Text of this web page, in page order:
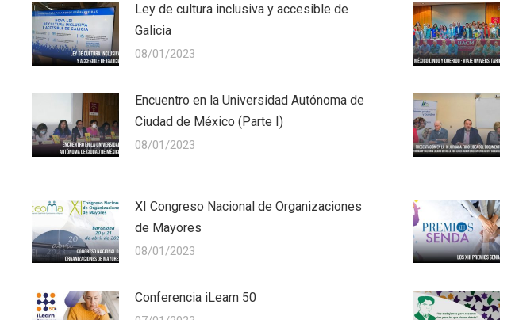
Ley de cultura inclusiva y accesible de
Galicia
08/01/2023
Encuentro en la Universidad Autónoma de
Ciudad de México (Parte I)
08/01/2023
XI Congreso Nacional de Organizaciones
de Mayores
08/01/2023
Conferencia iLearn 50